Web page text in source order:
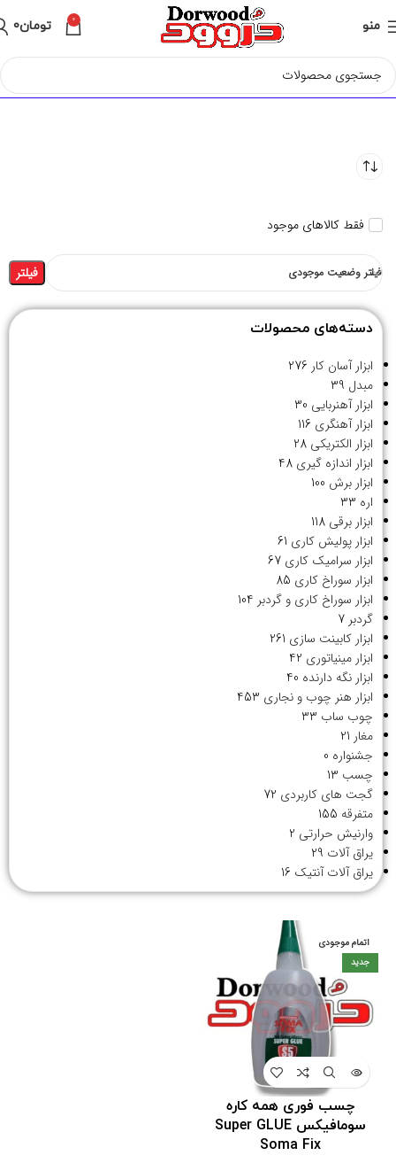
منو 0 تومان0
فقط کالاهای موجود
فیلتر وضعیت موجودی فیلتر
دسته‌های محصولات
ابزار آسان کار 276
مبدل 39
ابزار آهنربایی 30
ابزار آهنگری 116
ابزار الکتریکی 28
ابزار اندازه گیری 48
ابزار برش 100
اره 33
ابزار برقی 118
ابزار پولیش کاری 61
ابزار سرامیک کاری 67
ابزار سوراخ کاری 85
ابزار سوراخ کاری و گردبر 104
گردبر 7
ابزار کابینت سازی 261
ابزار مینیاتوری 42
ابزار نگه دارنده 40
ابزار هنر چوب و نجاری 453
چوب ساب 33
مغار 21
جشنواره 0
چسب 13
گجت های کاربردی 72
متفرقه 155
وارنیش حرارتی 2
یراق آلات 29
یراق آلات آنتیک 16
اتمام موجودی
جدید
چسب فوری همه کاره
سومافیکس Super GLUE
Soma Fix